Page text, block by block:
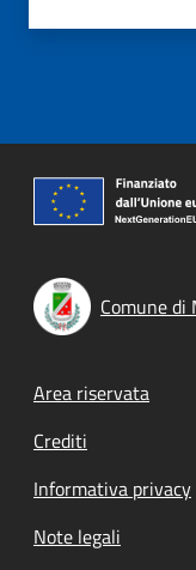
Comune di
Footer
Area riservata
Crediti
Informativa privacy
Note legali